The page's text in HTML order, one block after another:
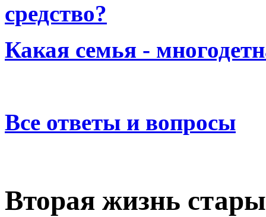
средство?
Какая семья -
Все ответы и вопросы
Вторая жизнь